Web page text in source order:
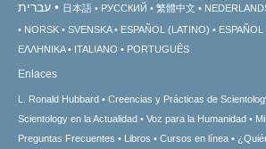
עברית 日本語 РУССКИЙ 繁體中文
NORSK
SVENSKA ESPAÑOL (LATINO)
ΕΛΛΗΝΙΚA
ITALIANO PORTUGUÊS
Enlaces
L. Ronald Hubbard Creencias y Prácticas de
Scientology en la Actualidad
Voz para la Humanidad
Preguntas Frecuentes
Libros Cursos en línea